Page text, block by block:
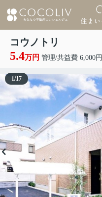
コウノトリ
5.4万円 管理/共益費 6,000円
1/17